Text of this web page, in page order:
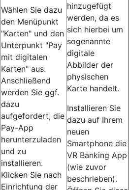
Wählen Sie dazu
den Menüpunkt
"Karten" und den
Unterpunkt "Pay
mit digitalen
Karten" aus.
Anschließend
werden Sie ggf.
dazu
aufgefordert, die
Pay-App
herunterzuladen
und zu
installieren.
Klicken Sie nach
Einrichtung der
hinzugefügt
werden, da es
sich hierbei um
sogenannte
digitale
Abbilder der
physischen
Karte handelt.
Installieren Sie
dazu auf Ihrem
neuen
Smartphone die
VR Banking App
(wie zuvor
beschrieben).